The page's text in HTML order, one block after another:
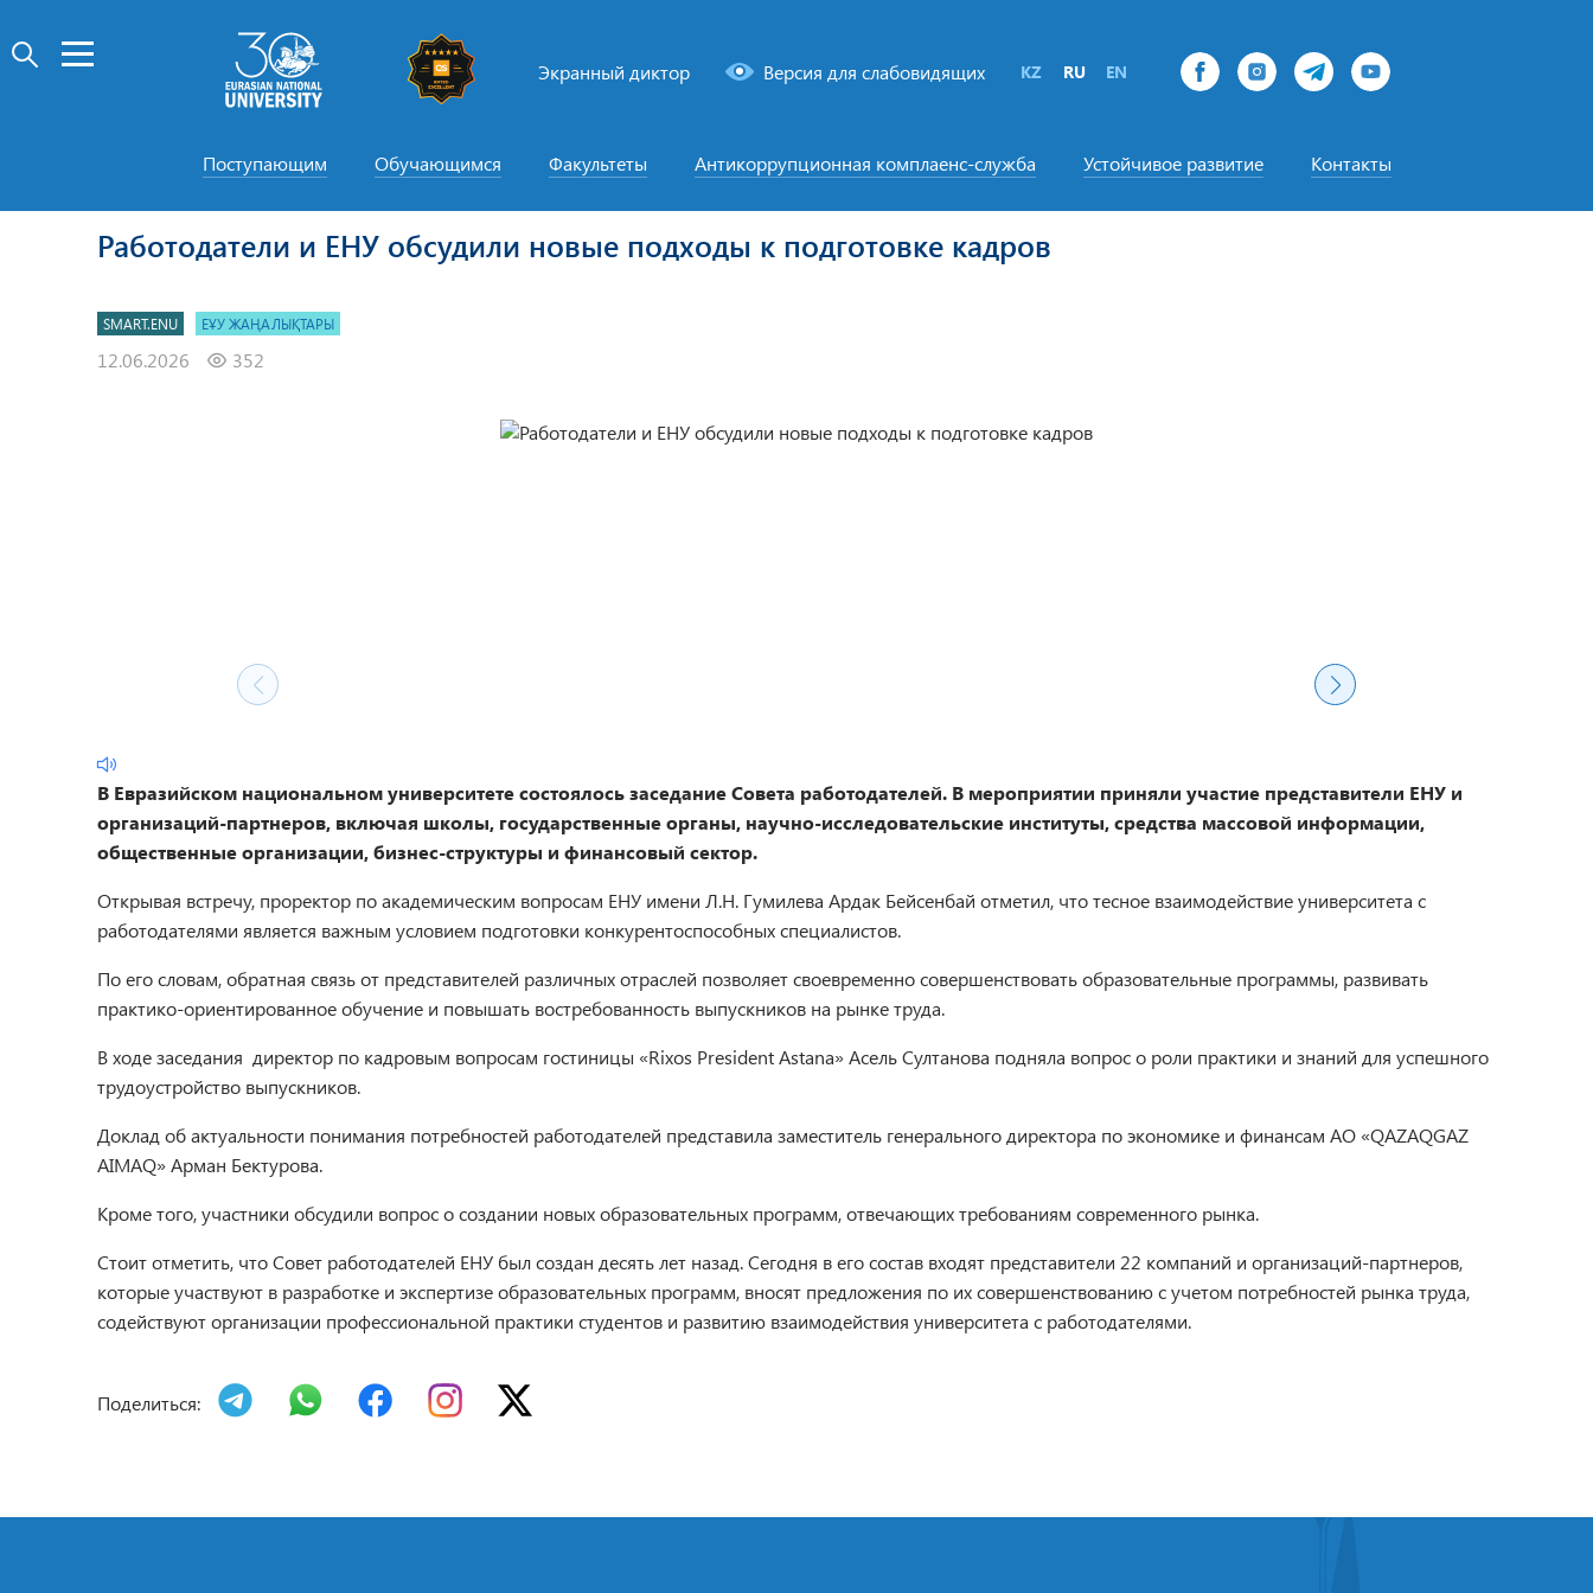
Экранный диктор Версия для слабовидящих KZ RU EN
Поступающим Обучающимся Факультеты Антикоррупционная комплаенс-служба Устойчивое развитие Контакты
Работодатели и ЕНУ обсудили новые подходы к подготовке кадров
SMART.ENU ЕҰУ ЖАҢАЛЫҚТАРЫ
12.06.2026 352
В Евразийском национальном университете состоялось заседание Совета работодателей. В мероприятии приняли участие представители ЕНУ и
организаций-партнеров, включая школы, государственные органы, научно-исследовательские институты, средства массовой информации,
общественные организации, бизнес-структуры и финансовый сектор.
Открывая встречу, проректор по академическим вопросам ЕНУ имени Л.Н. Гумилева Ардак Бейсенбай отметил, что тесное взаимодействие университета с
работодателями является важным условием подготовки конкурентоспособных специалистов.
По его словам, обратная связь от представителей различных отраслей позволяет своевременно совершенствовать образовательные программы, развивать
практико-ориентированное обучение и повышать востребованность выпускников на рынке труда.
В ходе заседания директор по кадровым вопросам гостиницы «Rixos President Astana» Асель Султанова подняла вопрос о роли практики и знаний для успешного
трудоустройство выпускников.
Доклад об актуальности понимания потребностей работодателей представила заместитель генерального директора по экономике и финансам АО «QAZAQGAZ
AIMAQ» Арман Бектурова.
Кроме того, участники обсудили вопрос о создании новых образовательных программ, отвечающих требованиям современного рынка.
Стоит отметить, что Совет работодателей ЕНУ был создан десять лет назад. Сегодня в его состав входят представители 22 компаний и организаций-партнеров,
которые участвуют в разработке и экспертизе образовательных программ, вносят предложения по их совершенствованию с учетом потребностей рынка труда,
содействуют организации профессиональной практики студентов и развитию взаимодействия университета с работодателями.
Поделиться: